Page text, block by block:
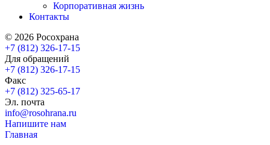
Корпоративная жизнь
Контакты
© 2026 Росохрана
+7 (812) 326-17-15
Для обращений
+7 (812) 326-17-15
Факс
+7 (812) 325-65-17
Эл. почта
info@rosohrana.ru
Напишите нам
Главная